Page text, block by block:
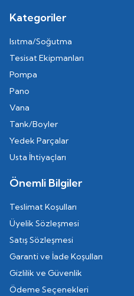
Kategoriler
Isıtma/Soğutma
Tesisat Ekipmanları
Pompa
Pano
Vana
Tank/Boyler
Yedek Parçalar
Usta İhtiyaçları
Önemli Bilgiler
Teslimat Koşulları
Üyelik Sözleşmesi
Satış Sözleşmesi
Garanti ve İade Koşulları
Gizlilik ve Güvenlik
Ödeme Seçenekleri